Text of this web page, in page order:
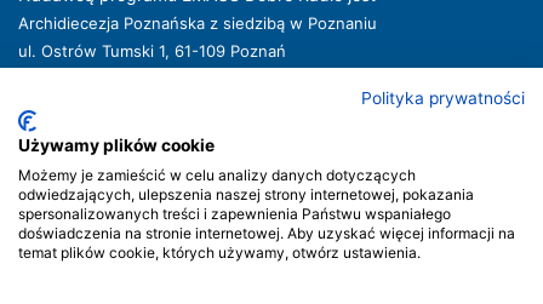
Archidiecezja Poznańska z siedzibą w Poznaniu
ul. Ostrów Tumski 1, 61-109 Poznań
Nadawca oferuje usługi medialne obejmujące rozpowszechnianie programu
radiowego pod nazwą EMAUS Dobre Radio oraz prowadzenie portalu
internetową Nadawcy.
Nadawca podlega jurysdykcji polskiej. Organem właściwym w sprawach
radiofonii i telewizji jest Krajowa Rada Radiofonii i Telewizji.
Polityka prywatności
Używamy plików cookie
Możemy je zamieścić w celu analizy danych dotyczących
odwiedzających, ulepszenia naszej strony internetowej, pokazania
spersonalizowanych treści i zapewnienia Państwu wspaniałego
doświadczenia na stronie internetowej. Aby uzyskać więcej informacji na
temat plików cookie, których używamy, otwórz ustawienia.